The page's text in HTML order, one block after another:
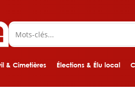
& Cimetières Élections & Élu local